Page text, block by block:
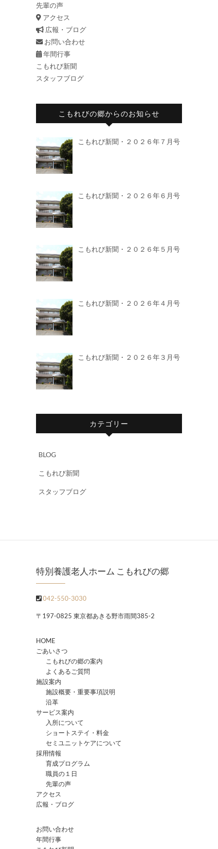
先輩の声
アクセス
広報・ブログ
お問い合わせ
年間行事
こもれび新聞
スタッフブログ
こもれびの郷からのお知らせ
こもれび新聞・２０２６年７月号
こもれび新聞・２０２６年６月号
こもれび新聞・２０２６年５月号
こもれび新聞・２０２６年４月号
こもれび新聞・２０２６年３月号
カテゴリー
BLOG
こもれび新聞
スタッフブログ
特別養護老人ホーム こもれびの郷
042-550-3030
〒197-0825 東京都あきる野市雨間385-2
HOME
ごあいさつ
こもれびの郷の案内
よくあるご質問
施設案内
施設概要・重要事項説明
沿革
サービス案内
入所について
ショートステイ・料金
セミユニットケアについて
採用情報
育成プログラム
職員の１日
先輩の声
アクセス
広報・ブログ
お問い合わせ
年間行事